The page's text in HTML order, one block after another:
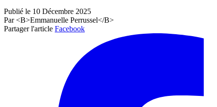
Publié le 10 Décembre 2025
Par <B>Emmanuelle Perrussel</B>
Partager l'article Facebook